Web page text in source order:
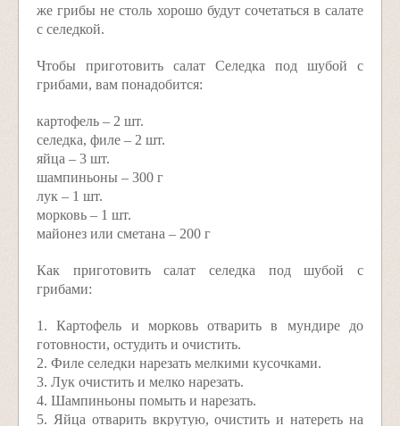
же грибы не столь хорошо будут сочетаться в салате
с селедкой.
Чтобы приготовить салат Селедка под шубой с
грибами, вам понадобится:
картофель – 2 шт.
селедка, филе – 2 шт.
яйца – 3 шт.
шампиньоны – 300 г
лук – 1 шт.
морковь – 1 шт.
майонез или сметана – 200 г
Как приготовить салат селедка под шубой с
грибами:
1. Картофель и морковь отварить в мундире до
готовности, остудить и очистить.
2. Филе селедки нарезать мелкими кусочками.
3. Лук очистить и мелко нарезать.
4. Шампиньоны помыть и нарезать.
5. Яйца отварить вкрутую, очистить и натереть на